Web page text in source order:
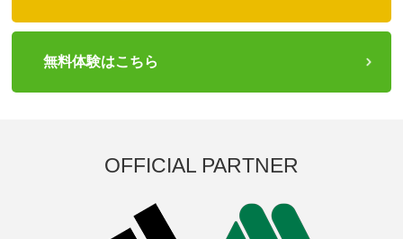
無料体験はこちら
OFFICIAL PARTNER